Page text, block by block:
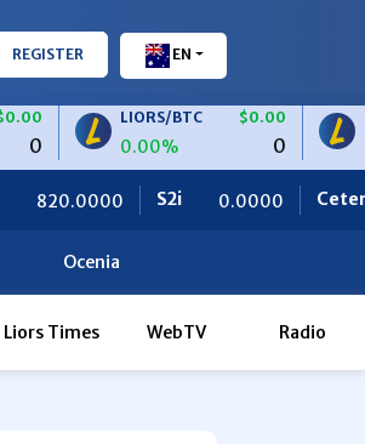
REGISTER EN
LIORS/BTC
0.00%
$0.00 LIORS/
0.00%
0.0000 Ceteris 0.0000
Ocenia
Liors Times WebTV Radio